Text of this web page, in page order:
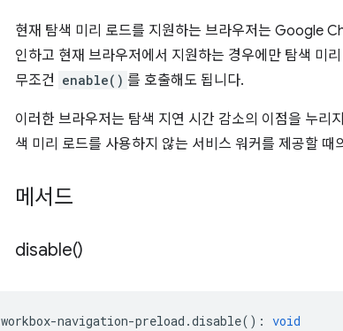
현재 탐색 미리 로드를 지원하는 브라우저는 Google
인하고 현재 브라우저에서 지원하는 경우에만 탐색 미
무조건 enable() 를 호출해도 됩니다.
이러한 브라우저는 탐색 지연 시간 감소의 이점을 누리
색 미리 로드를 사용하지 않는 서비스 워커를 제공할
메서드
disable()
workbox-navigation-preload .disable() : void